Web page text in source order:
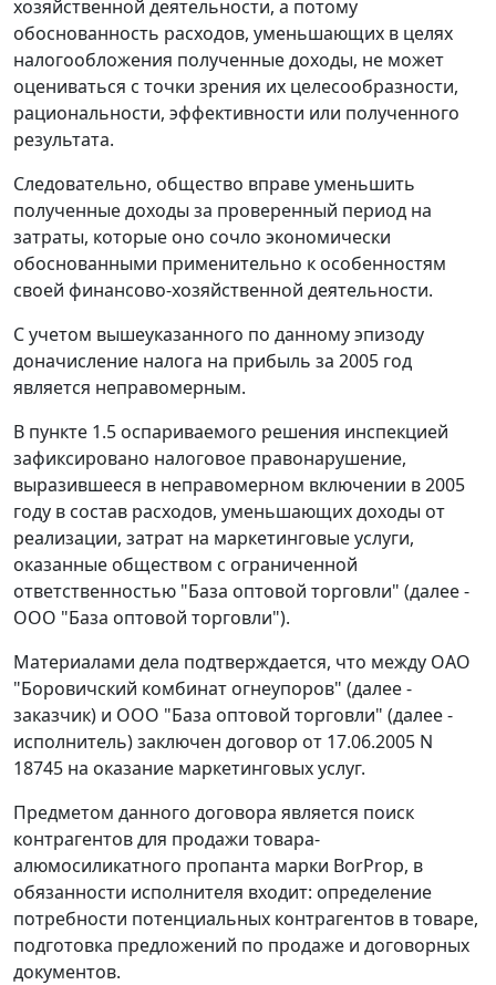
хозяйственной деятельности, а потому
обоснованность расходов, уменьшающих в целях
налогообложения полученные доходы, не может
оцениваться с точки зрения их целесообразности,
рациональности, эффективности или полученного
результата.
Следовательно, общество вправе уменьшить
полученные доходы за проверенный период на
затраты, которые оно сочло экономически
обоснованными применительно к особенностям
своей финансово-хозяйственной деятельности.
С учетом вышеуказанного по данному эпизоду
доначисление налога на прибыль за 2005 год
является неправомерным.
В пункте 1.5 оспариваемого решения инспекцией
зафиксировано налоговое правонарушение,
выразившееся в неправомерном включении в 2005
году в состав расходов, уменьшающих доходы от
реализации, затрат на маркетинговые услуги,
оказанные обществом с ограниченной
ответственностью "База оптовой торговли" (далее -
ООО "База оптовой торговли").
Материалами дела подтверждается, что между ОАО
"Боровичский комбинат огнеупоров" (далее -
заказчик) и ООО "База оптовой торговли" (далее -
исполнитель) заключен договор от 17.06.2005 N
18745 на оказание маркетинговых услуг.
Предметом данного договора является поиск
контрагентов для продажи товара-
алюмосиликатного пропанта марки BorProp, в
обязанности исполнителя входит: определение
потребности потенциальных контрагентов в товаре,
подготовка предложений по продаже и договорных
документов.